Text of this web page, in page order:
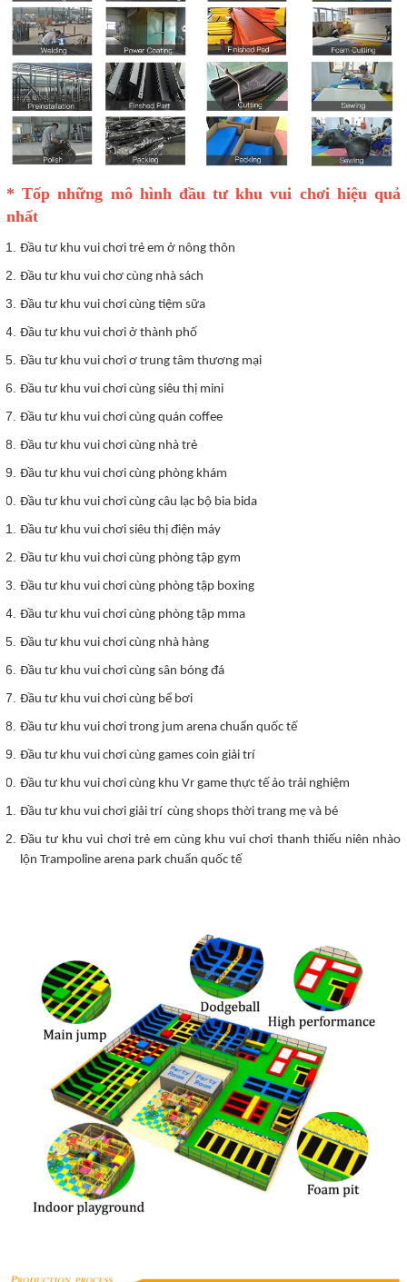
* Tốp những mô hình đầu tư khu vui chơi hiệu quả
nhất
Đầu tư khu vui chơi trẻ em ở nông thôn
Đầu tư khu vui chơ cùng nhà sách
Đầu tư khu vui chơi cùng tiệm sữa
Đầu tư khu vui chơi ở thành phố
Đầu tư khu vui chơi ơ trung tâm thương mại
Đầu tư khu vui chơi cùng siêu thị mini
Đầu tư khu vui chơi cùng quán coffee
Đầu tư khu vui chơi cùng nhà trẻ
Đầu tư khu vui chơi cùng phòng khám
Đầu tư khu vui chơi cùng câu lạc bộ bia bida
Đầu tư khu vui chơi siêu thị điện máy
Đầu tư khu vui chơi cùng phòng tập gym
Đầu tư khu vui chơi cùng phòng tập boxing
Đầu tư khu vui chơi cùng phòng tập mma
Đầu tư khu vui chơi cùng nhà hàng
Đầu tư khu vui chơi cùng sân bóng đá
Đầu tư khu vui chơi cùng bể bơi
Đầu tư khu vui chơi trong jum arena chuẩn quốc tế
Đầu tư khu vui chơi cùng games coin giải trí
Đầu tư khu vui chơi cùng khu Vr game thực tế ảo trải nghiệm
Đầu tư khu vui chơi giải trí cùng shops thời trang mẹ và bé
Đầu tư khu vui chơi trẻ em cùng khu vui chơi thanh thiếu niên nhào
lộn Trampoline arena park chuẩn quốc tế